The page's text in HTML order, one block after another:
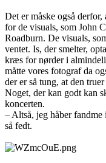
Det er måske også
for de visuals, som John
Roadburn. De visuals,
ventet. Is, der smelter,
kræs for nørder i
måtte vores fotograf da
der er så tung, at den
Noget, der kan godt kan
koncerten.
– Altså, jeg håber
så fedt.